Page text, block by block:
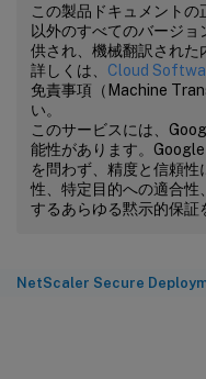
この製品ドキュメント
以外のすべてのバージ
供され、機械翻訳された
詳しくは、 Cloud
免責事項（Machine
い。
このサービスには、
能性があります。
を問わず、精度と信頼
性、特定目的への適合性
するあらゆる黙示的保証
NetScaler Secure